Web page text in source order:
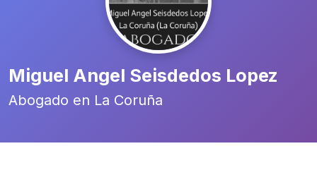
Miguel Angel Seisdedos Lopez
Abogado en La Coruña